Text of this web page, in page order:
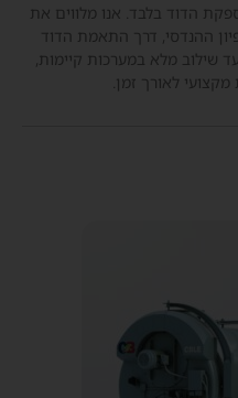
הדוד בלבד. אנו מלווים את
ההנדסי, דרך התאמת הדוד
שילוב מלא במערכות קיימות,
לאורך זמן.